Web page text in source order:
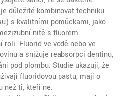
důležité kombinovat techniku
s kvalitními pomůckami, jako
nitě s fluorem.
roli. Fluorid ve vodě nebo ve
a snižuje reabsorpci dentinu,
pod plombu. Studie ukazují, že
fluoridovou pastu, mají o
než ti, kteří ne.